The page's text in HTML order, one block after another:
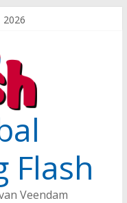
2026
Flash
Veendam